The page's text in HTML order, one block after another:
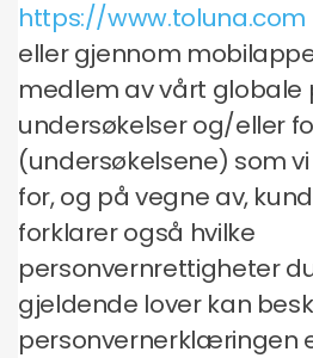
https://www.toluna.com
eller gjennom
medlem av vårt globale
undersøkelser og/eller
(undersøkelsene) som
for, og på vegne av,
forklarer også hvilke
personvernrettigheter
gjeldende lover kan
personvernerklæringen